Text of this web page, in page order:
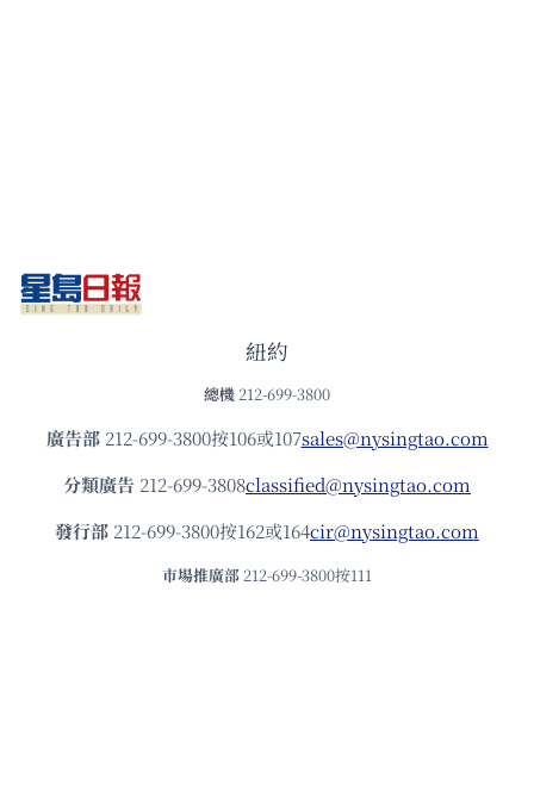
紐約
總機 212-699-3800
廣告部212-699-3800按106或107sales@nysingtao.com
分類廣告 212-699-3808classified@nysingtao.com
發⾏部 212-699-3800按162或164cir@nysingtao.com
市場推廣部 212-699-3800按111